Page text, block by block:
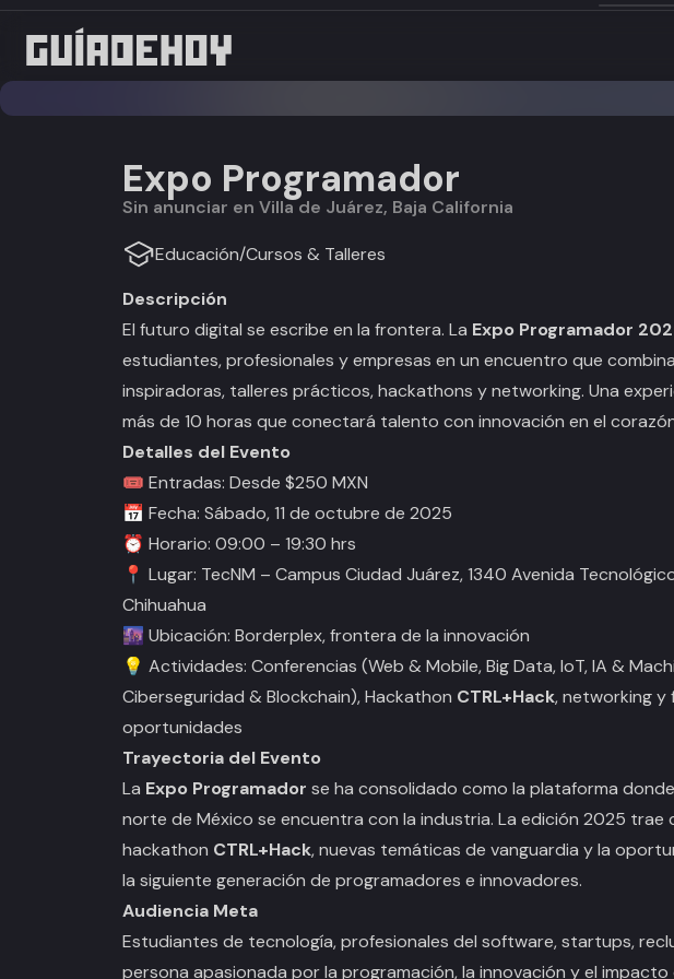
Expo Programador
Sin anunciar en Villa de Juárez, Baja California
Educación/Cursos & Talleres
Descripción
El futuro digital se escribe en la frontera. La Expo Programador
estudiantes, profesionales y empresas en un encuentro que
inspiradoras, talleres prácticos, hackathons y networking. Una
más de 10 horas que conectará talento con innovación en el
Detalles del Evento
🎟️ Entradas: Desde $250 MXN
📅 Fecha: Sábado, 11 de octubre de 2025
⏰ Horario: 09:00 – 19:30 hrs
📍 Lugar: TecNM – Campus Ciudad Juárez, 1340 Avenida
Chihuahua
🌆 Ubicación: Borderplex, frontera de la innovación
💡 Actividades: Conferencias (Web & Mobile, Big Data, IoT, IA &
Ciberseguridad & Blockchain), Hackathon CTRL+Hack, networking y
oportunidades
Trayectoria del Evento
La Expo Programador se ha consolidado como la plataforma
norte de México se encuentra con la industria. La edición 2025 trae
hackathon CTRL+Hack, nuevas temáticas de vanguardia y la
la siguiente generación de programadores e innovadores.
Audiencia Meta
Estudiantes de tecnología, profesionales del software, startups,
persona apasionada por la programación, la innovación y el impacto